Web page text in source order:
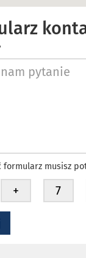
formularz musisz